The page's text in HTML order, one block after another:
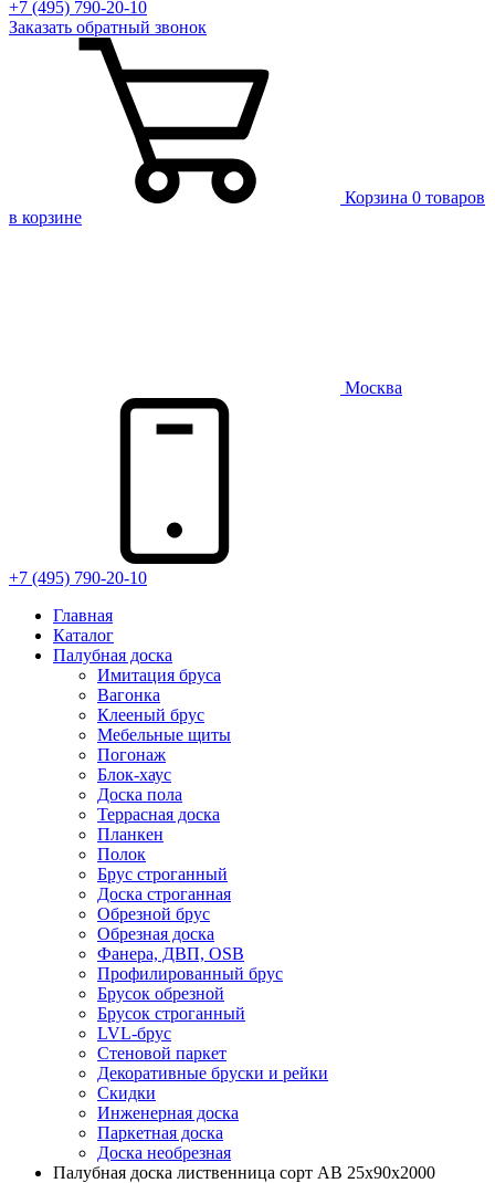
+7 (495) 790-20-10
Заказать обратный звонок
Корзина 0 товаров
в корзине
Москва
+7 (495) 790-20-10
Главная
Каталог
Палубная доска
Имитация бруса
Вагонка
Клееный брус
Мебельные щиты
Погонаж
Блок-хаус
Доска пола
Террасная доска
Планкен
Полок
Брус строганный
Доска строганная
Обрезной брус
Обрезная доска
Фанера, ДВП, OSB
Профилированный брус
Брусок обрезной
Брусок строганный
LVL-брус
Стеновой паркет
Декоративные бруски и рейки
Скидки
Инженерная доска
Паркетная доска
Доска необрезная
Палубная доска лиственница сорт АB 25х90х2000